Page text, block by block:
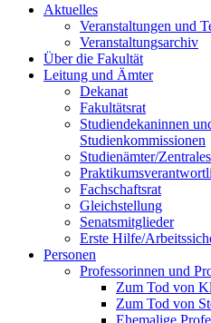
Aktuelles
Veranstaltungen und
Veranstaltungsarchiv
Über die Fakultät
Leitung und Ämter
Dekanat
Fakultätsrat
Studiendekaninnen
Studienkommissionen
Studienämter/
Fachschaftsrat
Gleichstellung
Senatsmitglieder
Erste Hilfe/
Personen
Professorinnen und
Zum Tod von
Zum Tod von
Ehemalige